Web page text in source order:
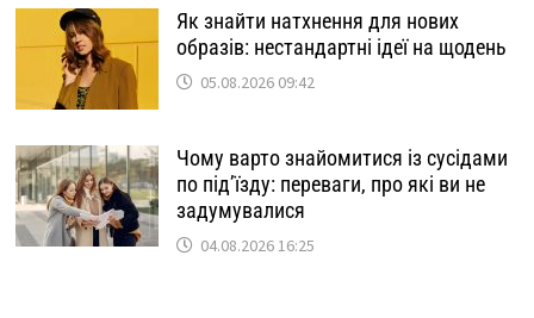
Як знайти натхнення для нових
образів: нестандартні ідеї на щодень
05.08.2026 09:42
Чому варто знайомитися із сусідами
по під’їзду: переваги, про які ви не
задумувалися
04.08.2026 16:25